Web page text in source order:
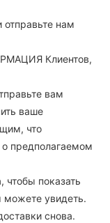
отправьте нам
Клиентов,
вам
ваше
что
о предполагаемом
чтобы показать
можете увидеть.
снова.